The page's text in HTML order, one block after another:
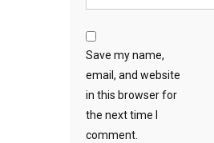
Save my name,
email, and website
in this browser for
the next time I
comment.